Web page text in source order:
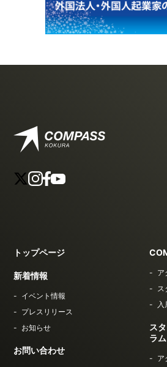
トップページ
新着情報
イベント情報
プレスリリース
お知らせ
お問い合わせ
ア
ス
ス
ラム
ア